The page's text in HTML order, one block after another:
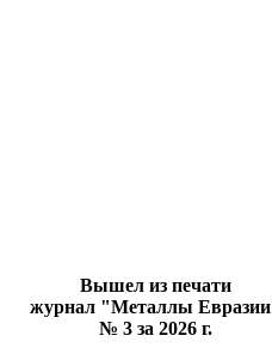
Вышел из печати
журнал "Металлы
№ 3 за 2026 г.